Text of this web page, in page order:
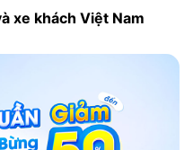
xe khách Việt Nam